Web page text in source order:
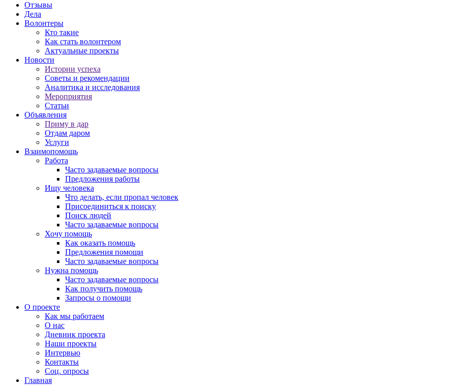
Отзывы
Дела
Волонтеры
Кто такие
Как стать волонтером
Актуальные проекты
Новости
Истории успеха
Советы и рекомендации
Аналитика и исследования
Мероприятия
Статьи
Объявления
Приму в дар
Отдам даром
Услуги
Взаимопомощь
Работа
Часто задаваемые вопросы
Предложения работы
Ищу человека
Что делать, если пропал человек
Присоединиться к поиску
Поиск людей
Часто задаваемые вопросы
Хочу помощь
Как оказать помощь
Предложения помощи
Часто задаваемые вопросы
Нужна помощь
Часто задаваемые вопросы
Как получить помощь
Запросы о помощи
О проекте
Как мы работаем
О нас
Дневник проекта
Наши проекты
Интервью
Контакты
Соц. опросы
Главная